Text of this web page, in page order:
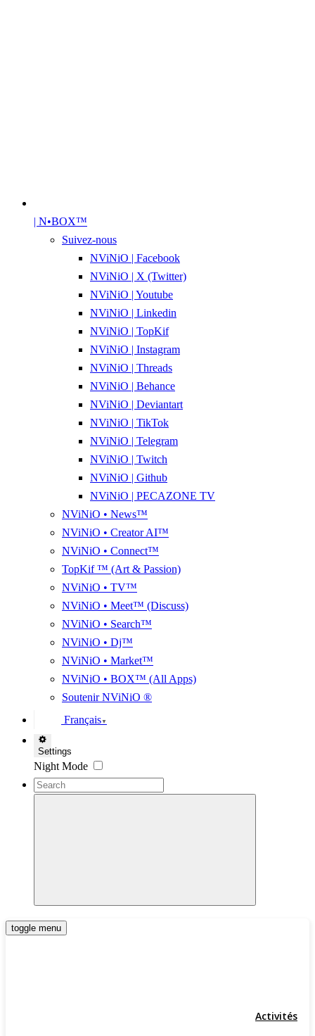
| N•BOX™
Suivez-nous
NViNiO | Facebook
NViNiO | X (Twitter)
NViNiO | Youtube
NViNiO | Linkedin
NViNiO | TopKif
NViNiO | Instagram
NViNiO | Threads
NViNiO | Behance
NViNiO | Deviantart
NViNiO | TikTok
NViNiO | Telegram
NViNiO | Twitch
NViNiO | Github
NViNiO | PECAZONE TV
NViNiO • News™
NViNiO • Creator AI™
NViNiO • Connect™
TopKif ™ (Art & Passion)
NViNiO • TV™
NViNiO • Meet™ (Discuss)
NViNiO • Search™
NViNiO • Dj™
NViNiO • Market™
NViNiO • BOX™ (All Apps)
Soutenir NViNiO ®
Français ▼
Settings
Night Mode
toggle menu
Activités